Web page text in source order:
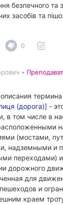
безпечного та
засобів та
0
•
термина
(дорога)] -
в том числе в
(мостами,
надземными и
переходами)
дорожного
для
и
краем